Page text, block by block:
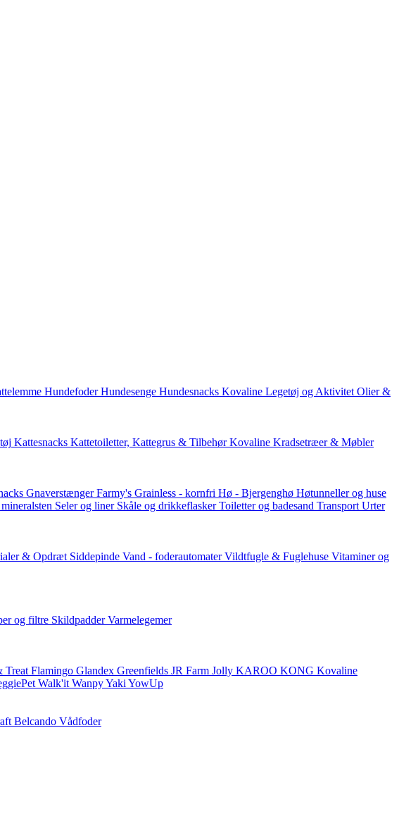
Hundefoder Hundesenge Hundesnacks Kovaline Legetøj og Aktivitet Olier &
Kattesnacks Kattetoiletter, Kattegrus & Tilbehør Kovaline Kradsetræer & Møbler
Gnaverstænger Farmy's Grainless - kornfri Hø - Bjergenghø Høtunneller og huse
Seler og liner Skåle og drikkeflasker Toiletter og badesand Transport Urter
& Opdræt Siddepinde Vand - foderautomater Vildtfugle & Fuglehuse Vitaminer og
og filtre Skildpadder Varmelegemer
Treat Flamingo Glandex Greenfields JR Farm Jolly KAROO KONG Kovaline
Walk'it WanpyYaki YowUp
Belcando Vådfoder